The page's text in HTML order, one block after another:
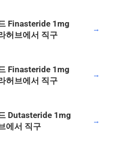
Finasteride 1mg
허브에서 직구
→
Finasteride 1mg
허브에서 직구
→
Dutasteride 1mg
에서 직구
→